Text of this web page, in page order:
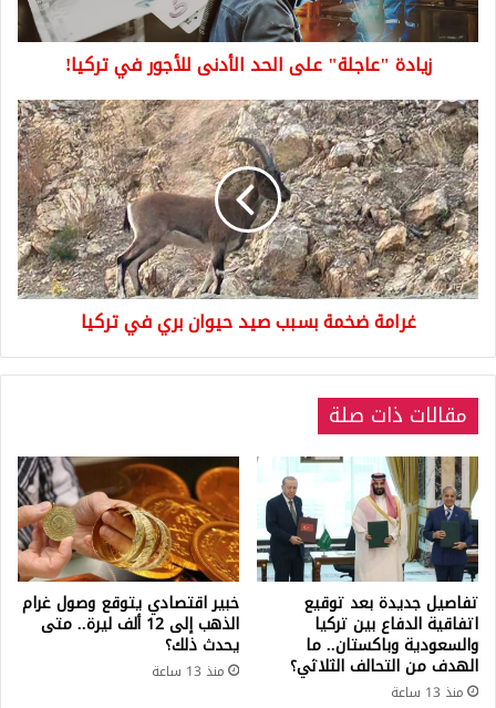
تركيا!
زيادة "عاجلة" على الحد الأدنى للأجور في تركيا!
غرامة
ضخمة
بسبب
صيد
حيوان
بري
في
تركيا
غرامة ضخمة بسبب صيد حيوان بري في تركيا
مقالات ذات صلة
تفاصيل جديدة بعد توقيع
اتفاقية الدفاع بين تركيا
والسعودية وباكستان.. ما
الهدف من التحالف الثلاثي؟
منذ 13 ساعة
خبير اقتصادي يتوقع وصول غرام
الذهب إلى 12 ألف ليرة.. متى
يحدث ذلك؟
منذ 13 ساعة